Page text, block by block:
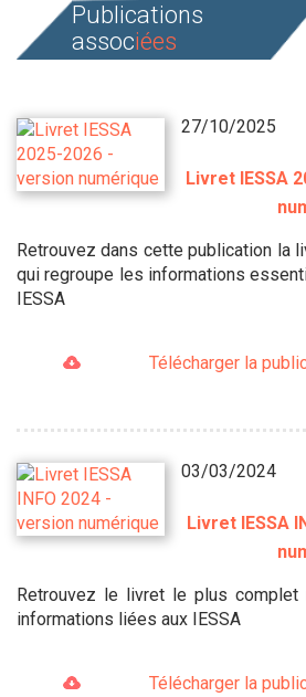
Publications
associées
27/10/2025
Livret IESSA
Retrouvez dans cette publication la
qui regroupe les informations
IESSA
Télécharger la
03/03/2024
Livret IESSA
Retrouvez le livret le plus complet
informations liées aux IESSA
Télécharger la